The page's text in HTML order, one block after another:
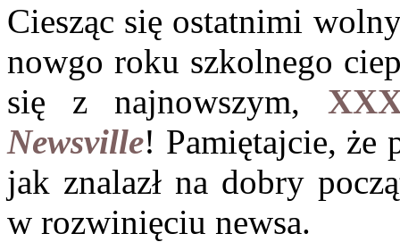
Ciesząc się ostatnimi
nowgo roku szkolnego
się z najnowszym,
Newsville! Pamiętajcie, że
jak znalazł na dobry
w rozwinięciu newsa.